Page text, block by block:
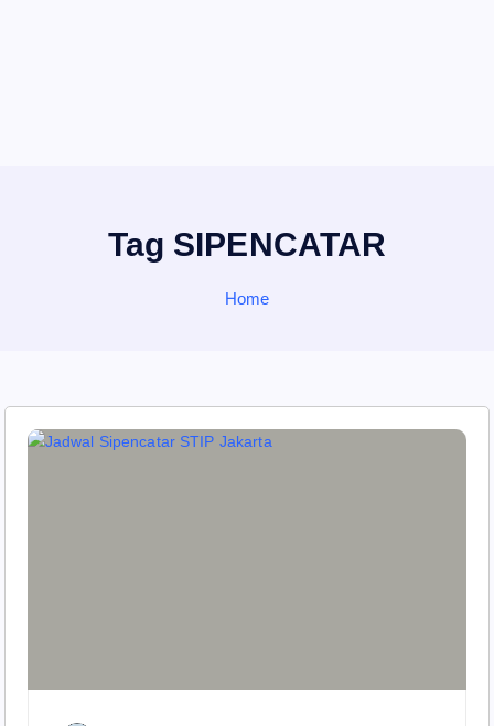
Tag SIPENCATAR
Home